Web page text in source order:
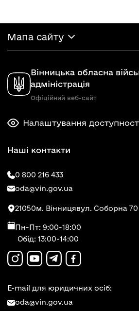
Мапа сайту
Вінницька обласна
адміністрація
Офіційний веб-сайт
Налаштування
Наші контакти
0 800 216 433
oda@vin.gov.ua
21050м. Вінницявул. Соборна 70
Пн-Пт: 9:00-18:00
Обід: 13:00-14:00
E-mail для юридичних осіб:
oda@vin.gov.ua